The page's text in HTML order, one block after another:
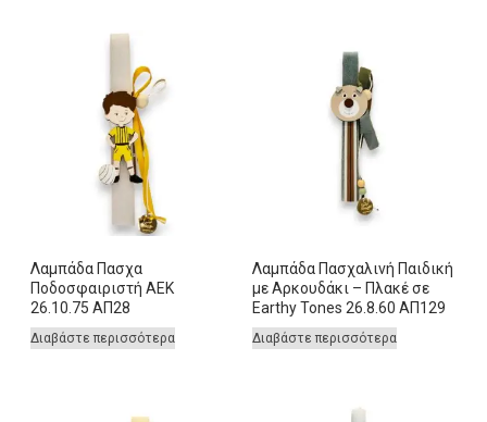
Λαμπάδα Πασχα
Ποδοσφαιριστή ΑΕΚ
26.10.75 ΑΠ28
Διαβάστε περισσότερα
Λαμπάδα Πασχαλινή Παιδική
με Αρκουδάκι – Πλακέ σε
Earthy Tones 26.8.60 ΑΠ129
Διαβάστε περισσότερα